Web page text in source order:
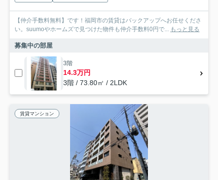
【仲介手数料無料】です！福岡市の賃貸はバックアップへお任せくださ
い。suumoやホームズで見つけた物件も仲介手数料0円で...
もっと見る
募集中の部屋
3階
14.3万円
3階 / 73.80㎡ / 2LDK
賃貸マンション